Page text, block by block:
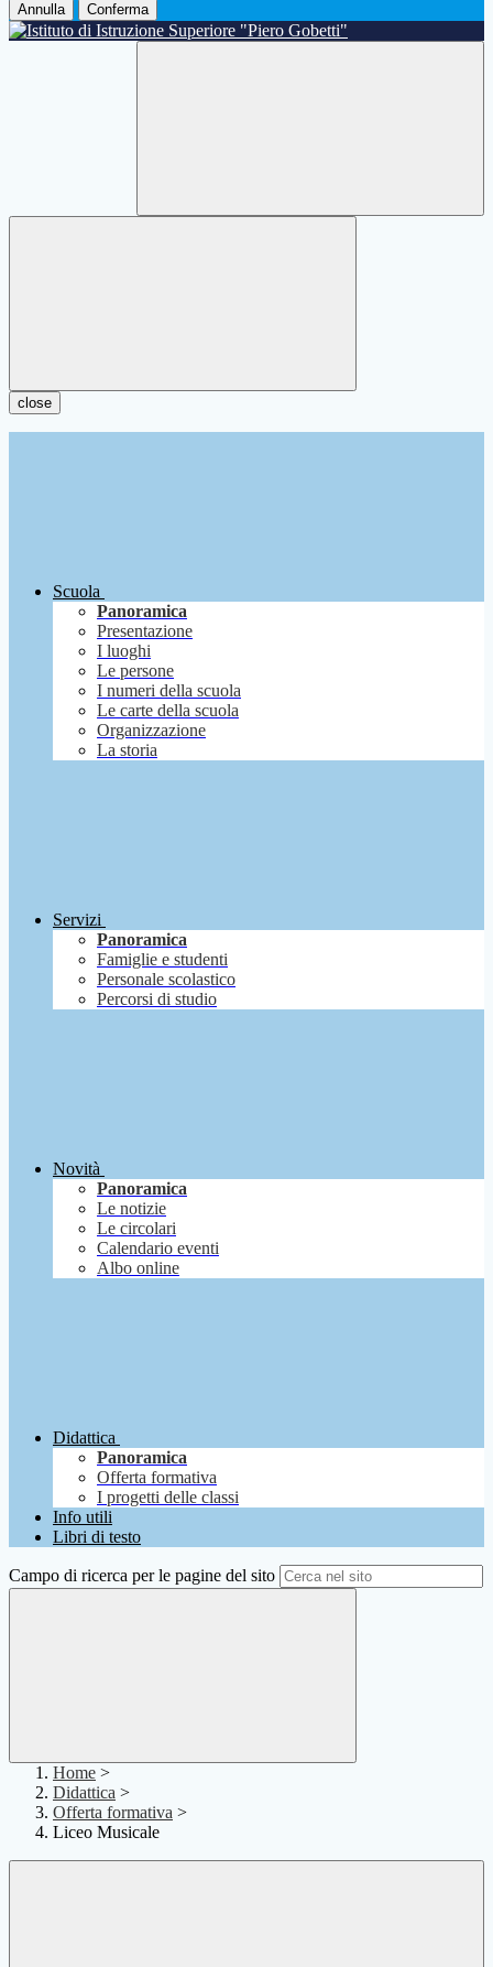
Annulla Conferma
close
Scuola
Panoramica
Presentazione
I luoghi
Le persone
I numeri della scuola
Le carte della scuola
Organizzazione
La storia
Servizi
Panoramica
Famiglie e studenti
Personale scolastico
Percorsi di studio
Novità
Panoramica
Le notizie
Le circolari
Calendario eventi
Albo online
Didattica
Panoramica
Offerta formativa
I progetti delle classi
Info utili
Libri di testo
Campo di ricerca per le pagine del sito
Home >
Didattica >
Offerta formativa >
Liceo Musicale